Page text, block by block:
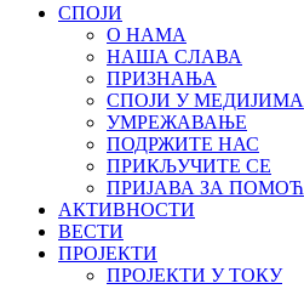
СПОЈИ
О НАМА
НАША СЛАВА
ПРИЗНАЊА
СПОЈИ У МЕДИЈИМА
УМРЕЖАВАЊЕ
ПОДРЖИТЕ НАС
ПРИКЉУЧИТЕ СЕ
ПРИЈАВА ЗА ПОМОЋ
АКТИВНОСТИ
ВЕСТИ
ПРОЈЕКТИ
ПРОЈЕКТИ У ТОКУ